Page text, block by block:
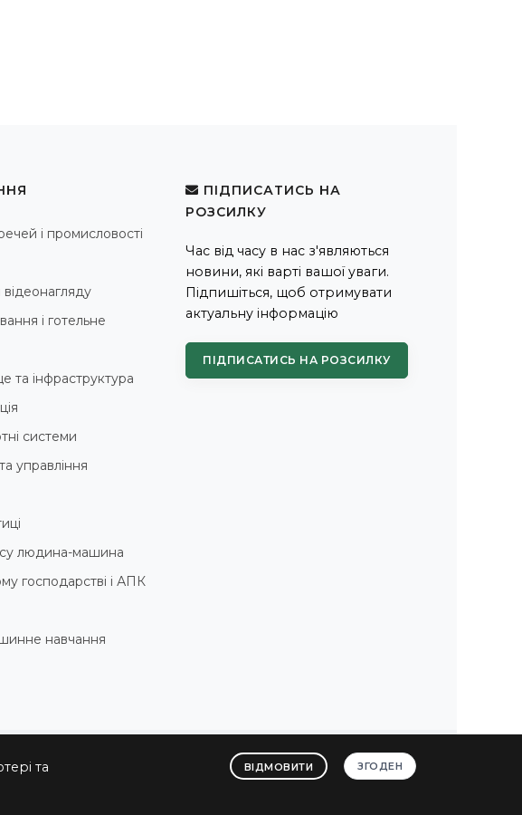
та
ВІДМОВИТИ ЗГОДЕН
і промисловості
і готельне
та інфраструктура
системи
управління
людина-машина
господарстві і АПК
навчання
ПІДПИСАТИСЬ НА
РОЗСИЛКУ
Час від часу в нас з'являються
новини, які варті вашої уваги.
Підпишіться, щоб отримувати
актуальну інформацію
ПІДПИСАТИСЬ НА РОЗСИЛКУ
та системи